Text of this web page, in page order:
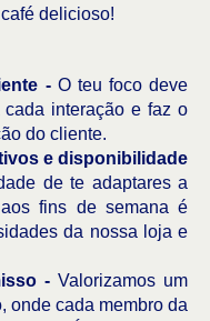
delicioso!
- O teu foco deve
interação e faz o
do cliente.
e disponibilidade
de te adaptares a
fins de semana é
da nossa loja e
- Valorizamos um
onde cada membro da